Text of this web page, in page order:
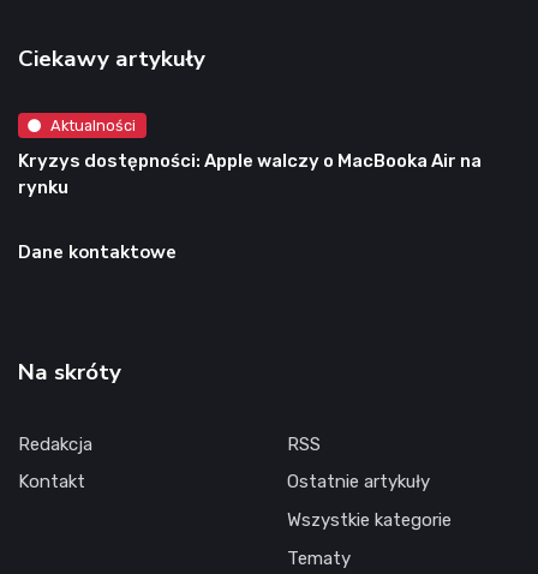
Ciekawy artykuły
Aktualności
Kryzys dostępności: Apple walczy o MacBooka Air na
rynku
Dane kontaktowe
Na skróty
Redakcja
Kontakt
RSS
Ostatnie artykuły
Wszystkie kategorie
Tematy